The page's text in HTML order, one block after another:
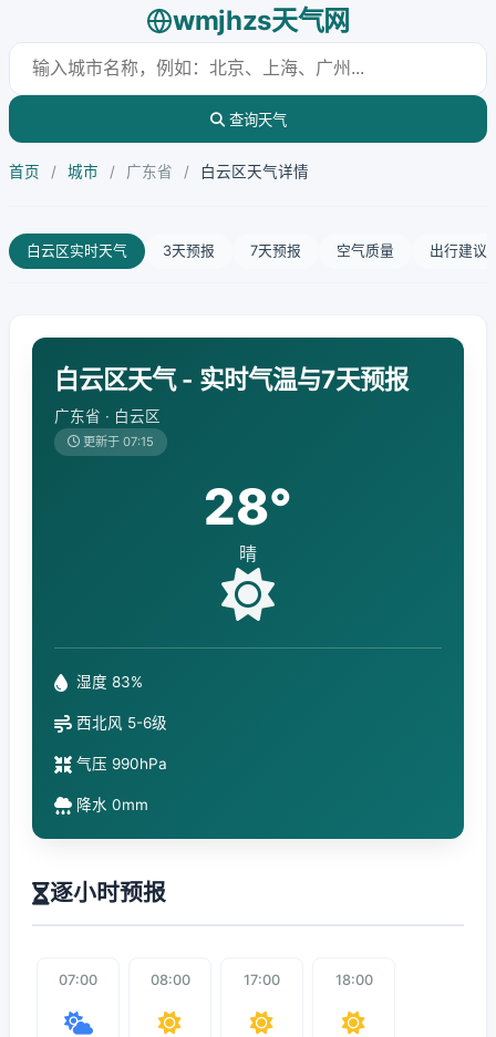
wmjhzs天气网
查询天气
首页 / 城市 / 广东省 / 白云区天气详情
白云区实时天气 3天预报 7天预报 空气质量 出行建议
白云区天气 - 实时气温与7天预报
广东省 · 白云区
更新于 07:15
28°
晴
湿度 83%
西北风 5-6级
气压 990hPa
降水 0mm
逐小时预报
07:00 08:00 17:00 18:00